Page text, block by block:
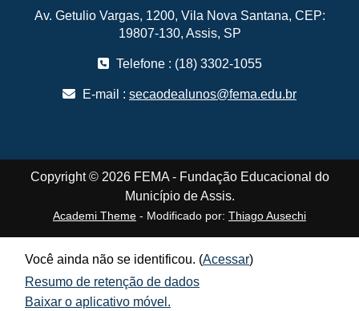
Av. Getulio Vargas, 1200, Vila Nova Santana, CEP:
19807-130, Assis, SP
Telefone : (18) 3302-1055
E-mail : secaodealunos@fema.edu.br
Copyright © 2026 FEMA - Fundação Educacional do
Município de Assis.
Academi Theme - Modificado por: Thiago Ausechi
Você ainda não se identificou. (Acessar)
Resumo de retenção de dados
Baixar o aplicativo móvel.